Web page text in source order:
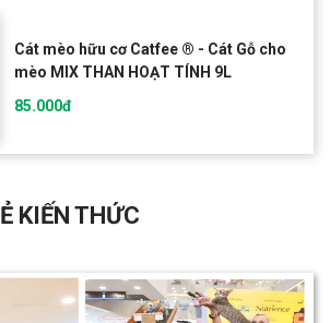
Cát mèo hữu cơ Catfee ® - Cát Gỗ cho
mèo MIX THAN HOẠT TÍNH 9L
85.000đ
KIẾN THỨC